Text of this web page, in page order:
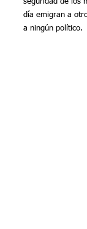
seguridad de los
día emigran a
a ningún político.